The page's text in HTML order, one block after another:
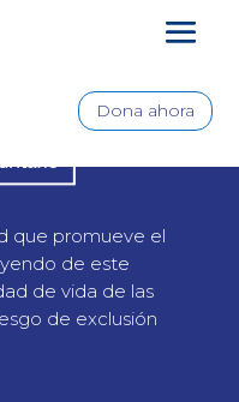
Dona ahora
que promueve el
de este
de vida de las
de exclusión